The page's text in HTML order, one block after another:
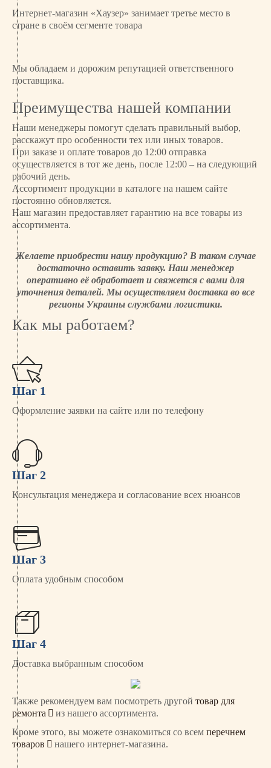
1
Интернет-магазин «Хаузер» занимает третье место в
стране в своём сегменте товара
Мы обладаем и дорожим репутацией ответственного
поставщика.
Преимущества нашей компании
Наши менеджеры помогут сделать правильный выбор,
расскажут про особенности тех или иных товаров.
При заказе и оплате товаров до 12:00 отправка
осуществляется в тот же день, после 12:00 – на следующий
рабочий день.
Ассортимент продукции в каталоге на нашем сайте
постоянно обновляется.
Наш магазин предоставляет гарантию на все товары из
ассортимента.
Желаете приобрести нашу продукцию? В таком случае
достаточно оставить заявку. Наш менеджер
оперативно её обработает и свяжется с вами для
уточнения деталей. Мы осуществляем доставка во все
регионы Украины службами логистики.
Как мы работаем?
Шаг 1
Оформление заявки на сайте или по телефону
Шаг 2
Консультация менеджера и согласование всех нюансов
Шаг 3
Оплата удобным способом
Шаг 4
Доставка выбранным способом
Также рекомендуем вам посмотреть другой товар для
ремонта
из нашего ассортимента.
Кроме этого, вы можете ознакомиться со всем перечнем
товаров
нашего интернет-магазина.